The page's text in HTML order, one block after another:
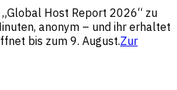
Host Report 2026“ zu
anonym – und ihr erhaltet
bis zum 9. August.Zur